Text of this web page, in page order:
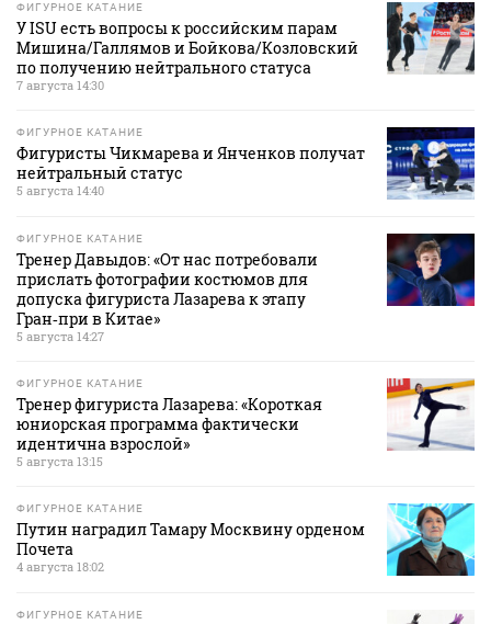
ФИГУРНОЕ КАТАНИЕ
У ISU есть вопросы к российским парам
Мишина/Галлямов и Бойкова/Козловский
по получению нейтрального статуса
7 августа 14:30
ФИГУРНОЕ КАТАНИЕ
Фигуристы Чикмарева и Янченков получат
нейтральный статус
5 августа 14:40
ФИГУРНОЕ КАТАНИЕ
Тренер Давыдов: «От нас потребовали
прислать фотографии костюмов для
допуска фигуриста Лазарева к этапу
Гран‑при в Китае»
5 августа 14:27
ФИГУРНОЕ КАТАНИЕ
Тренер фигуриста Лазарева: «Короткая
юниорская программа фактически
идентична взрослой»
5 августа 13:15
ФИГУРНОЕ КАТАНИЕ
Путин наградил Тамару Москвину орденом
Почета
4 августа 18:02
ФИГУРНОЕ КАТАНИЕ